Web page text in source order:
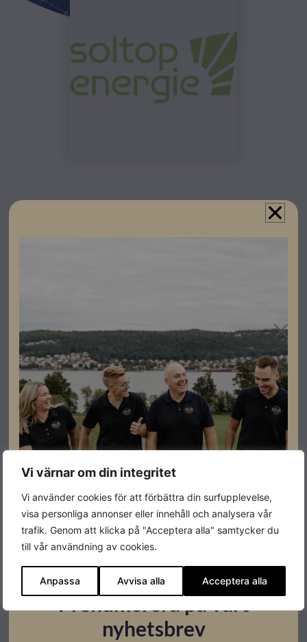
Vi värnar om din integritet
Vi använder cookies för att förbättra din surfupplevelse,
visa personliga annonser eller innehåll och analysera vår
trafik. Genom att klicka på "Acceptera alla" samtycker du
till vår användning av cookies.
Anpassa Avvisa alla Acceptera alla
För att snabbare och enklare kunna hjälpa er med
projekteringar till era Soltop-anläggningar, ber vi er fylla i
nedan blankett som ni skickar in till oss som underlag!
OBS! efter att du klickat på ” Ladda ner mallen här” behöver du ladda
ner filen till din enhet innan du börjar fylla i, för att nyttja alla
funktioner.
Ladda ner mallen här
Prenumerera på vårt
nyhetsbrev